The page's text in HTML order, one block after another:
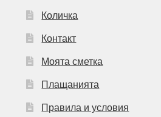
Количка
Контакт
Моята сметка
Плащанията
Правила и условия